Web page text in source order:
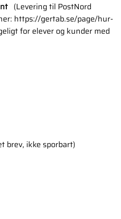
(Levering til PostNord
https://gertab.se/page/hur-
for elever og kunder med
brev, ikke sporbart)